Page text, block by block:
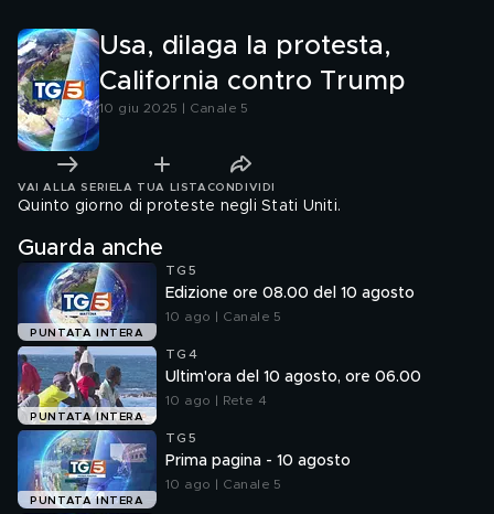
Usa, dilaga la protesta,
California contro Trump
10 giu 2025 | Canale 5
VAI ALLA SERIE LA TUA LISTA CONDIVIDI
Quinto giorno di proteste negli Stati Uniti.
Guarda anche
PUNTATA INTERA
TG5
Edizione ore 08.00 del 10 agosto
10 ago | Canale 5
PUNTATA INTERA
TG4
Ultim'ora del 10 agosto, ore 06.00
10 ago | Rete 4
PUNTATA INTERA
TG5
Prima pagina - 10 agosto
10 ago | Canale 5